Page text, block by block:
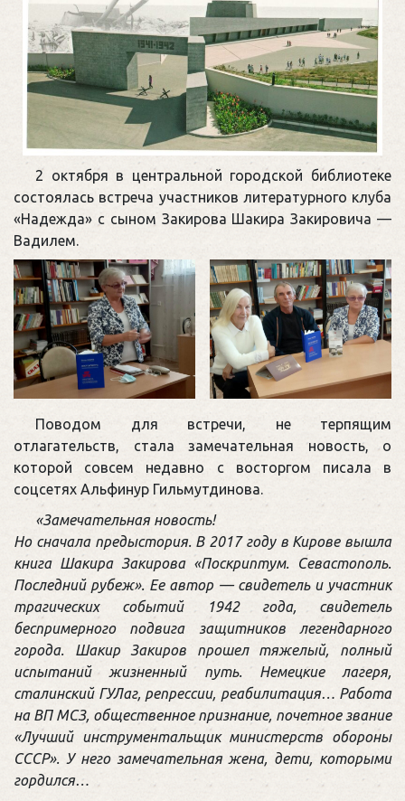
2 октября в центральной городской библиотеке
состоялась встреча участников литературного клуба
«Надежда» с сыном Закирова Шакира Закировича —
Вадилем.
Поводом для встречи, не терпящим
отлагательств, стала замечательная новость, о
которой совсем недавно с восторгом писала в
соцсетях Альфинур Гильмутдинова.
«Замечательная новость!
Но сначала предыстория. В 2017 году в Кирове вышла
книга Шакира Закирова «Поскриптум. Севастополь.
Последний рубеж». Ее автор — свидетель и участник
трагических событий 1942 года, свидетель
беспримерного подвига защитников легендарного
города. Шакир Закиров прошел тяжелый, полный
испытаний жизненный путь. Немецкие лагеря,
сталинский ГУЛаг, репрессии, реабилитация… Работа
на ВП МСЗ, общественное признание, почетное звание
«Лучший инструментальщик министерств обороны
СССР». У него замечательная жена, дети, которыми
гордился…